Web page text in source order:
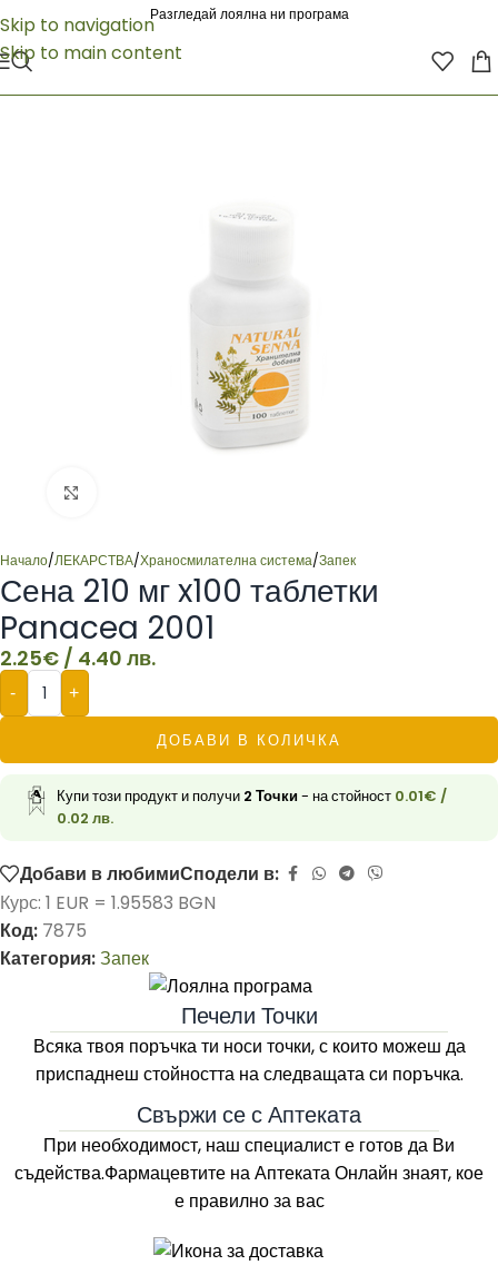
Skip to navigation
Skip to main content
Разгледай лоялна ни програма
Начало/ЛЕКАРСТВА/Храносмилателна система/Запек
Сена 210 мг x100 таблетки
Panacea 2001
2.25€ / 4.40 лв.
- +
ДОБАВИ В КОЛИЧКА
Купи този продукт и получи 2 Точки- на стойност 0.01€ /
0.02 лв.
Добави в любимиСподели в:
Курс: 1 EUR = 1.95583 BGN
Код: 7875
Категория:Запек
Печели Точки
Всяка твоя поръчка ти носи точки, с които можеш да
приспаднеш стойността на следващата си поръчка.
Свържи се с Аптеката
При необходимост, наш специалист е готов да Ви
съдейства.Фармацевтите наАптеката Онлайн знаят, кое
е правилно за вас